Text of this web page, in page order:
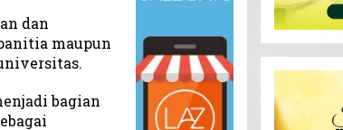
dan
maupun
bagian